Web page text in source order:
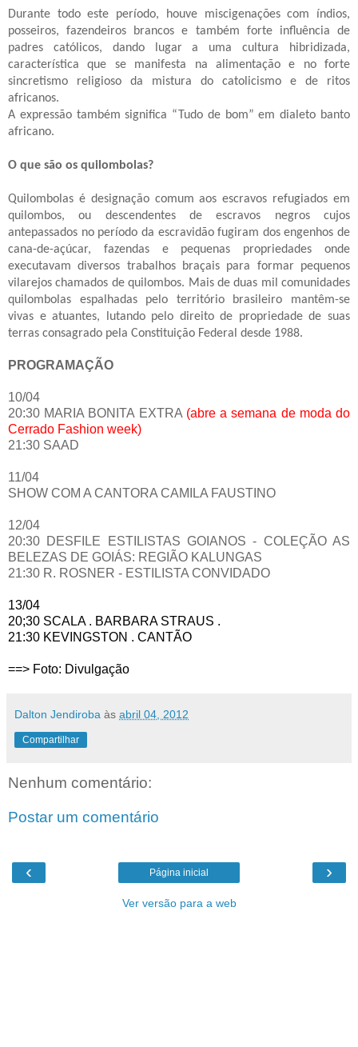
Durante todo este período, houve miscigenações com índios,
posseiros, fazendeiros brancose também forte influência de
padres católicos, dando lugar a uma cultura hibridizada,
característica que se manifesta na alimentação e no forte
sincretismo religioso da mistura do catolicismo e de ritos
africanos.
A expressão também significa “Tudo de bom” em dialeto banto
africano.
O que são os quilombolas?
Quilombolas é designação comum aos escravos refugiados em
quilombos, ou descendentes de escravos negros cujos
antepassados no período da escravidão fugiram dos engenhos de
cana-de-açúcar, fazendas e pequenas propriedades onde
executavam diversos trabalhos braçais para formar pequenos
vilarejos chamados de quilombos. Mais de duas mil comunidades
quilombolas espalhadas pelo território brasileiro mantêm-se
vivas e atuantes, lutando pelo direito de propriedade de suas
terras consagrado pela Constituição Federal desde 1988.
PROGRAMAÇÃO
10/04
20:30 MARIA BONITA EXTRA (abre a semana de moda do
Cerrado Fashion week)
21:30 SAAD
11/04
SHOW COM A CANTORA CAMILA FAUSTINO
12/04
20:30 DESFILE ESTILISTAS GOIANOS - COLEÇÃO AS
BELEZAS DE GOIÁS: REGIÃO KALUNGAS
21:30 R. ROSNER - ESTILISTA CONVIDADO
13/04
20;30 SCALA . BARBARA STRAUS .
21:30 KEVINGSTON . CANTÃO
==> Foto: Divulgação
Dalton Jendiroba às abril 04, 2012
Compartilhar
Nenhum comentário:
Postar um comentário
‹ ›
Página inicial
Ver versão para a web